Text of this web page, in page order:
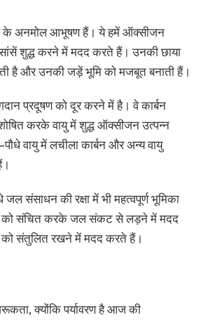
के अनमोल आभूषण हैं। ये हमें ऑक्सीजन
शुद्ध करने में मदद करते हैं। उनकी छाया
है और उनकी जड़ें भूमि को मजबूत बनाती हैं।
प्रदूषण को दूर करने में है। वे कार्बन
करके वायु में शुद्ध ऑक्सीजन उत्पन्न
वायु में लचीला कार्बन और अन्य वायु
संसाधन की रक्षा में भी महत्वपूर्ण भूमिका
को संचित करके जल संकट से लड़ने में मदद
संतुलित रखने में मदद करते हैं।
क्योंकि पर्यावरण है आज की